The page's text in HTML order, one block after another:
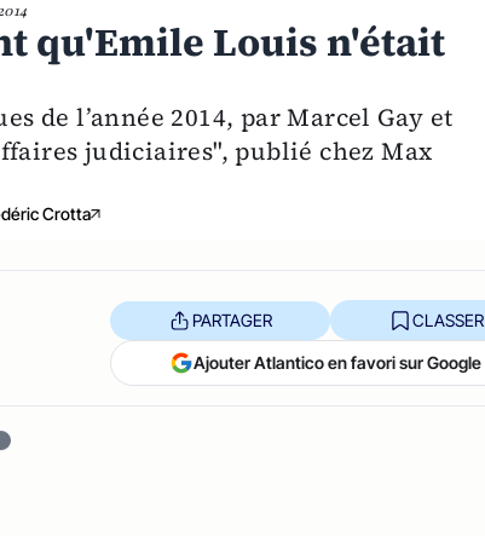
qu'Emile Louis n'était
de l’année 2014, par Marcel Gay et
judiciaires", publié chez Max
Crotta
PARTAGER CLASSER
Ajouter Atlantico en favori sur Google